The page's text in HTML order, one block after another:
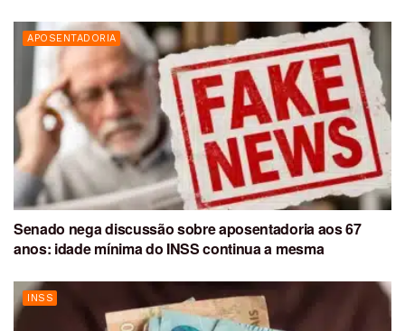
APOSENTADORIA
Senado nega discussão sobre aposentadoria aos 67
anos: idade mínima do INSS continua a mesma
INSS